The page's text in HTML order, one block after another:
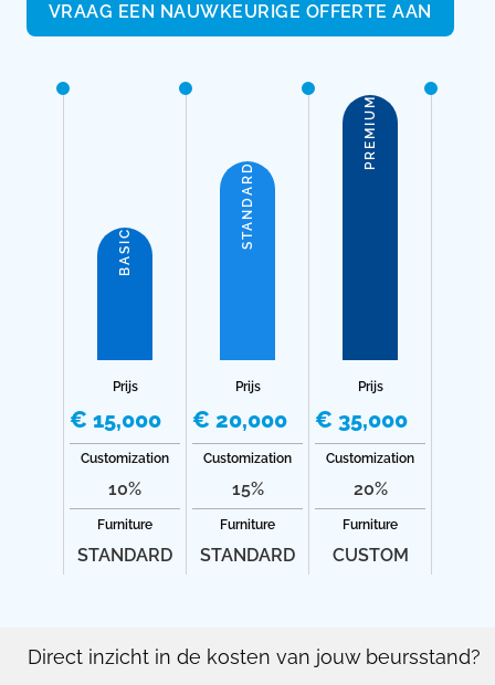
VRAAG EEN NAUWKEURIGE OFFERTE AAN
BASIC
Prijs
€ 15,000
Customization
10%
Furniture
STANDARD
STANDARD
Prijs
€ 20,000
Customization
15%
Furniture
STANDARD
PREMIUM
Prijs
€ 35,000
Customization
20%
Furniture
CUSTOM
Direct inzicht in de kosten van jouw beursstand?